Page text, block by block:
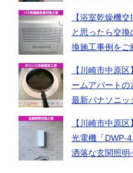
【浴室乾燥機
と思ったら交
換施工事例をご
【川崎市中原
ームアパートの
最新パナソニッ
【川崎市中原
光電機「DWP-
洒落な玄関照明